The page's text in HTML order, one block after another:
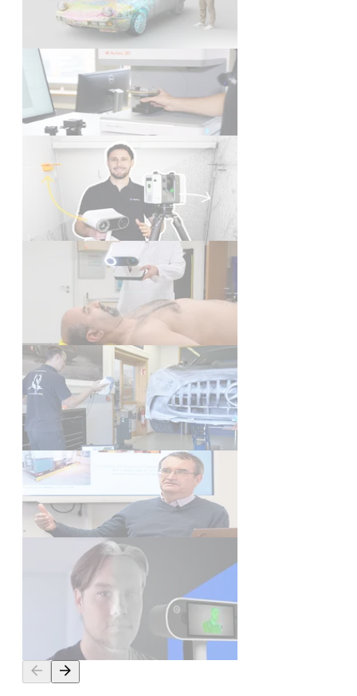
Car der BANZAI Collection |
Digitaler Zwilling mit Artec Leo
Video
Artec Micro II – 3D Scan
Spritzgussbauteil
Video
Artec Ray 2 & Artec Leo | 3D
Laserscanner & Handscanner
kombinieren
Artec Leo 3D Scanner in der
Medizin | Hilfsmittel für die
Strahlentherapie
Video
Scan-zu-CAD: Clay-Modelle
digitalisieren | Upgrade für den
Mercedes AMG GT Black Series
Video
Dr. Hans-Günther Moser über
3D Scan in der Forschung
3D Scannen von Personen? So
gelingt der perfekte
Personenscan mit Artec Eva &